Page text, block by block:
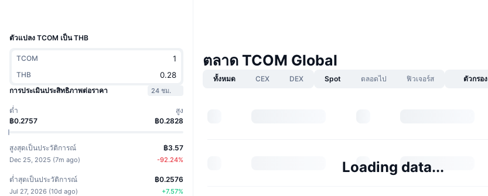
ตัวแปลง TCOM เป็น THB
TCOM
THB
การประเมินประสิทธิภาพต่อราคา
24 ชม.
ต่ำ
฿0.2757
สูง
฿0.2828
สูงสุดเป็นประวัติการณ์
Dec 25, 2025 (7m ago)
฿3.57
-92.24%
ต่ำสุดเป็นประวัติการณ์
Jul 27, 2026 (10d ago)
฿0.2576
+7.57%
ตลาด TCOM Global
ทั้งหมด CEX DEX Spot ตลอดไป ฟิวเจอร์ส ตัวกรอง
Loading data...